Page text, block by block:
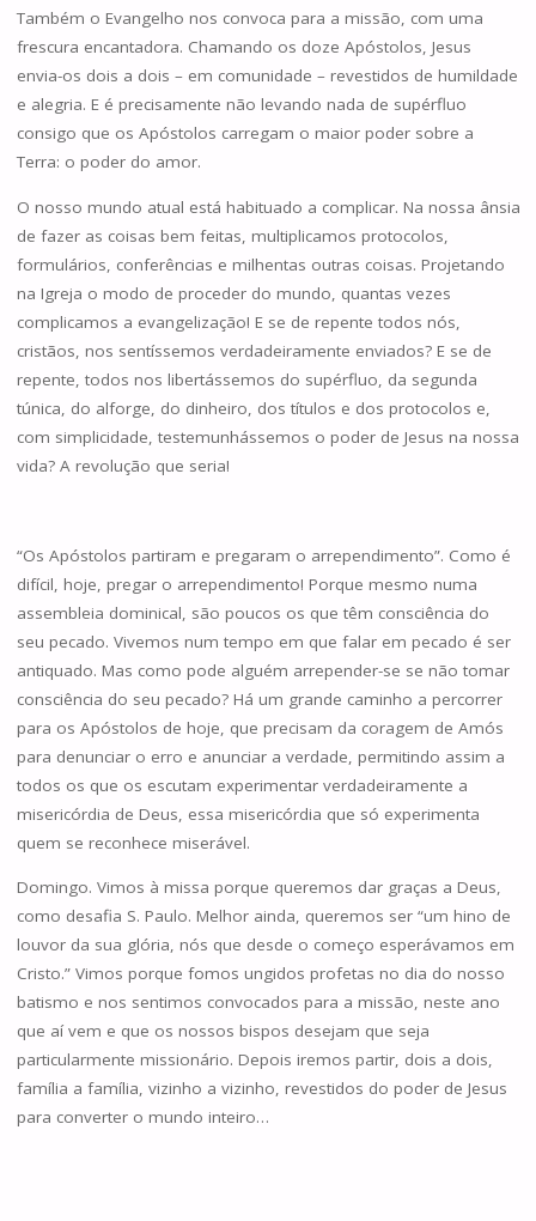
Também o Evangelho nos convoca para a missão, com uma
frescura encantadora. Chamando os doze Apóstolos, Jesus
envia-os dois a dois – em comunidade – revestidos de humildade
e alegria. E é precisamente não levando nada de supérfluo
consigo que os Apóstolos carregam o maior poder sobre a
Terra: o poder do amor.
O nosso mundo atual está habituado a complicar. Na nossa ânsia
de fazer as coisas bem feitas, multiplicamos protocolos,
formulários, conferências e milhentas outras coisas. Projetando
na Igreja o modo de proceder do mundo, quantas vezes
complicamos a evangelização! E se de repente todos nós,
cristãos, nos sentíssemos verdadeiramente enviados? E se de
repente, todos nos libertássemos do supérfluo, da segunda
túnica, do alforge, do dinheiro, dos títulos e dos protocolos e,
com simplicidade, testemunhássemos o poder de Jesus na nossa
vida? A revolução que seria!
“Os Apóstolos partiram e pregaram o arrependimento”. Como é
difícil, hoje, pregar o arrependimento! Porque mesmo numa
assembleia dominical, são poucos os que têm consciência do
seu pecado. Vivemos num tempo em que falar em pecado é ser
antiquado. Mas como pode alguém arrepender-se se não tomar
consciência do seu pecado? Há um grande caminho a percorrer
para os Apóstolos de hoje, que precisam da coragem de Amós
para denunciar o erro e anunciar a verdade, permitindo assim a
todos os que os escutam experimentar verdadeiramente a
misericórdia de Deus, essa misericórdia que só experimenta
quem se reconhece miserável.
Domingo. Vimos à missa porque queremos dar graças a Deus,
como desafia S. Paulo. Melhor ainda, queremos ser “um hino de
louvor da sua glória, nós que desde o começo esperávamos em
Cristo.” Vimos porque fomos ungidos profetas no dia do nosso
batismo e nos sentimos convocados para a missão, neste ano
que aí vem e que os nossos bispos desejam que seja
particularmente missionário. Depois iremos partir, dois a dois,
família a família, vizinho a vizinho, revestidos do poder de Jesus
para converter o mundo inteiro…